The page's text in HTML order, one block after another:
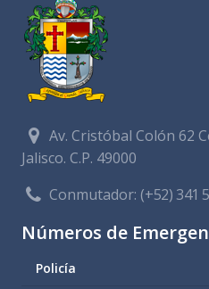
Av. Cristóbal Colón 62
Jalisco. C.P. 49000
Conmutador:(+52) 341
Números de
Policía